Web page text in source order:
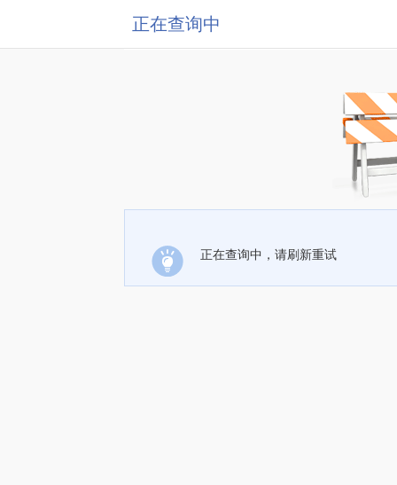
正在查询中
正在查询中，请刷新重试